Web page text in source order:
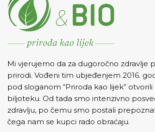
Mi vjerujemo da za dugoročno zdravlje
prirodi. Vođeni tim ubjeđenjem 2016.
pod sloganom “Priroda kao lijek” otvorili
biljoteku. Od tada smo intenzivno
zdravlju, po čemu smo postali
čega nam se kupci rado obraćaju.